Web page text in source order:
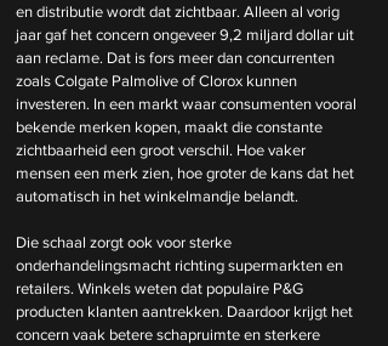
en distributie wordt dat zichtbaar. Alleen al vorig
jaar gaf het concern ongeveer 9,2 miljard dollar uit
aan reclame. Dat is fors meer dan concurrenten
zoals Colgate Palmolive of Clorox kunnen
investeren. In een markt waar consumenten vooral
bekende merken kopen, maakt die constante
zichtbaarheid een groot verschil. Hoe vaker
mensen een merk zien, hoe groter de kans dat het
automatisch in het winkelmandje belandt.
Die schaal zorgt ook voor sterke
onderhandelingsmacht richting supermarkten en
retailers. Winkels weten dat populaire P&G
producten klanten aantrekken. Daardoor krijgt het
concern vaak betere schapruimte en sterkere